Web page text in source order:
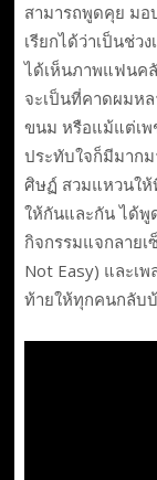
สามารถพูดคุย ม
เรียกได้ว่าเป็นช่ว
ได้เห็นภาพแฟนค
จะเป็นที่คาดผมหล
ขนม หรือแม้แต่เพ
ประทับใจก็มีมาก
ศิษฏ์ สวมแหวนให้
ให้กันและกัน ได้พู
กิจกรรมแจกลายเ
Not Easy) และเ
ท้ายให้ทุกคนกลับ